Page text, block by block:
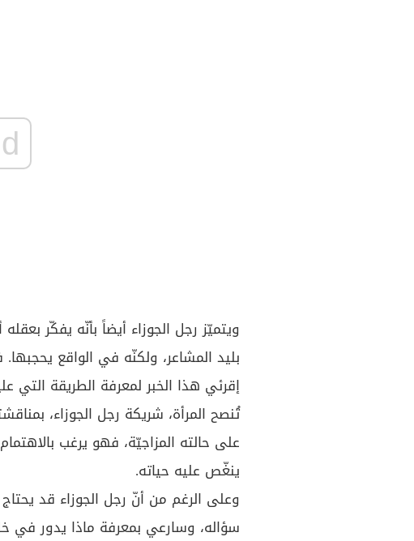
ويتميّز رجل الجوزاء أيضاً بأنّه يفكّر
بليد المشاعر، ولكنّه في الواقع
إقرئي هذا الخبر لمعرفة الطريقة التي
تُنصح المرأة، شريكة رجل الجوزاء،
على حالته المزاجيّة، فهو يرغب
ينغّص عليه حياته.
وعلى الرغم من أنّ رجل الجوزاء قد
سؤاله، وسارعي بمعرفة ماذا يدور في